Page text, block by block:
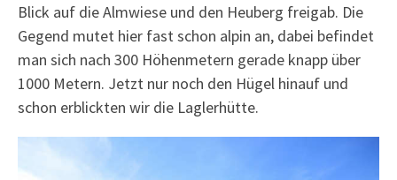
Blick auf die Almwiese und den Heuberg freigab. Die
Gegend mutet hier fast schon alpin an, dabei befindet
man sich nach 300 Höhenmetern gerade knapp über
1000 Metern. Jetzt nur noch den Hügel hinauf und
schon erblickten wir die Laglerhütte.